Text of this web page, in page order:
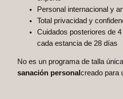
Personal internacional y
Total privacidad y
Cuidados posteriores de
cada estancia de 28 días
No es un programa de talla
sanación personalcreado para